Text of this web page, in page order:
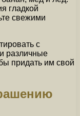
гладкой
свежими
с
различные
придать им свой